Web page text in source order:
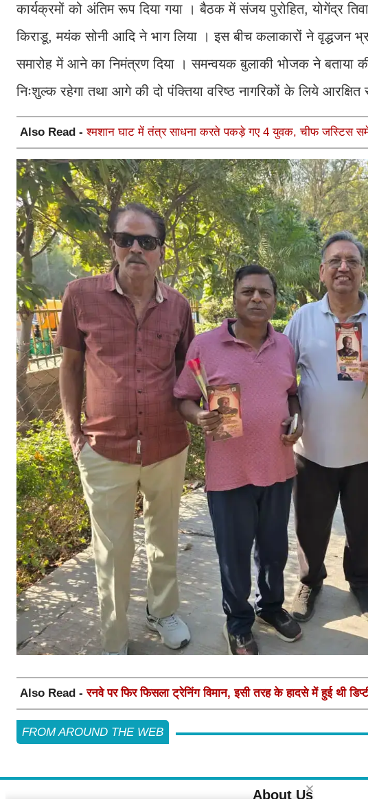
कार्यक्रमों को अंतिम रूप दिया गया । बैठक में संजय पुरोहित, योगेंद्र
किराडू, मयंक सोनी आदि ने भाग लिया । इस बीच कलाकारों ने वृद्धजन
समारोह में आने का निमंत्रण दिया । समन्वयक बुलाकी भोजक ने बताया
निःशुल्क रहेगा तथा आगे की दो पंक्तिया वरिष्ठ नागरिकों के लिये आरक्षित
Also Read -श्मशान घाट में तंत्र साधना करते पकड़े गए 4 युवक, चीफ जस्टिस
Also Read -रनवे पर फिर फिसला ट्रेनिंग विमान, इसी तरह के हादसे में हुई थी
FROM AROUND THE WEB
About Us